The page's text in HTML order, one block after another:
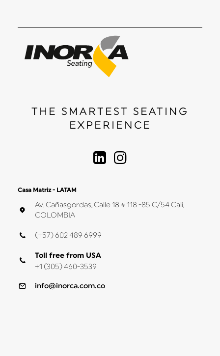
THE SMARTEST SEATING
EXPERIENCE
Casa Matriz - LATAM
Av. Cañasgordas, Calle 18 # 118 -85 C/54 Cali,
COLOMBIA
(+57) 602 489 6999
Toll free from USA
+1 (305) 460-3539
info@inorca.com.co